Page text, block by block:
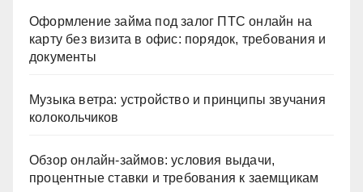
Оформление займа под залог ПТС онлайн на
карту без визита в офис: порядок, требования и
документы
Музыка ветра: устройство и принципы звучания
колокольчиков
Обзор онлайн-займов: условия выдачи,
процентные ставки и требования к заемщикам